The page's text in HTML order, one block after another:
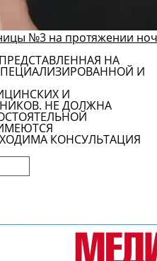
№3 на протяжении
НА
И
И
НЕ ДОЛЖНА
КОНСУЛЬТАЦИЯ